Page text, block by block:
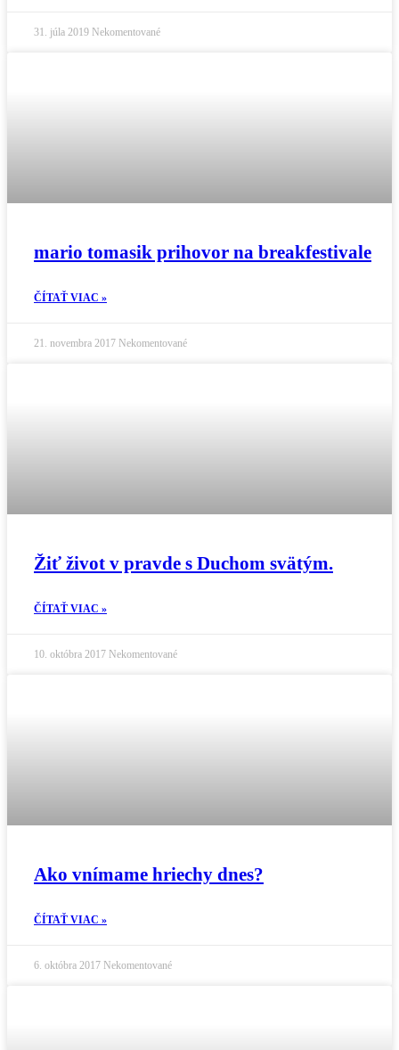
31. júla 2019 Nekomentované
mario tomasik prihovor na breakfestivale
ČÍTAŤ VIAC »
21. novembra 2017 Nekomentované
Žiť život v pravde s Duchom svätým.
ČÍTAŤ VIAC »
10. októbra 2017 Nekomentované
Ako vnímame hriechy dnes?
ČÍTAŤ VIAC »
6. októbra 2017 Nekomentované